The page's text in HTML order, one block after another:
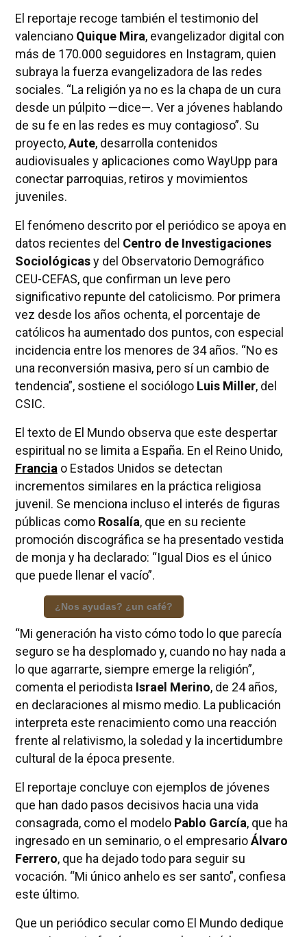
El reportaje recoge también el testimonio del
valenciano Quique Mira, evangelizador digital con
más de 170.000 seguidores en Instagram, quien
subraya la fuerza evangelizadora de las redes
sociales. “La religión ya no es la chapa de un cura
desde un púlpito —dice—. Ver a jóvenes hablando
de su fe en las redes es muy contagioso”. Su
proyecto,Aute, desarrolla contenidos
audiovisuales y aplicaciones como WayUpp para
conectar parroquias, retiros y movimientos
juveniles.
El fenómeno descrito por el periódico se apoya en
datos recientes del Centro de Investigaciones
Sociológicasy del Observatorio Demográfico
CEU-CEFAS, que confirman un leve pero
significativo repunte del catolicismo. Por primera
vez desde los años ochenta, el porcentaje de
católicos ha aumentado dos puntos, con especial
incidencia entre los menores de 34 años. “No es
una reconversión masiva, pero sí un cambio de
tendencia”, sostiene el sociólogo Luis Miller, del
CSIC.
El texto de El Mundo observa que este despertar
espiritual no se limita a España. En el Reino Unido,
Francia o Estados Unidos se detectan
incrementos similares en la práctica religiosa
juvenil. Se menciona incluso el interés de figuras
públicas como Rosalía, que en su reciente
promoción discográfica se ha presentado vestida
de monja y ha declarado: “Igual Dios es el único
que puede llenar el vacío”.
¿Nos ayudas? ¿un café?
“Mi generación ha visto cómo todo lo que parecía
seguro se ha desplomado y, cuando no hay nada a
lo que agarrarte, siempre emerge la religión”,
comenta el periodista Israel Merino, de 24 años,
en declaraciones al mismo medio. La publicación
interpreta este renacimiento como una reacción
frente al relativismo, la soledad y la incertidumbre
cultural de la época presente.
El reportaje concluye con ejemplos de jóvenes
que han dado pasos decisivos hacia una vida
consagrada, como el modelo Pablo García, que ha
ingresado en un seminario, o el empresarioÁlvaro
Ferrero, que ha dejado todo para seguir su
vocación. “Mi único anhelo es ser santo”, confiesa
este último.
Que un periódico secular como El Mundo dedique